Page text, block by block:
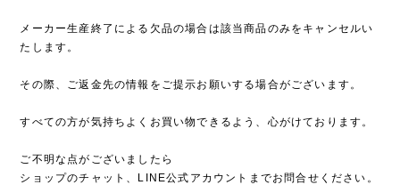
メーカー生産終了による欠品の場合は該当商品のみをキャンセルい
たします。
その際、ご返金先の情報をご提示お願いする場合がございます。
すべての方が気持ちよくお買い物できるよう、心がけております。
ご不明な点がございましたら
ショップのチャット、LINE公式アカウントまでお問合せください。